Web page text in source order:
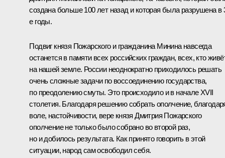
создана больше 100 лет назад и которая была разрушена в
е годы.
Подвиг князя Пожарского и гражданина Минина навсегда
останется в памяти всех российских граждан, всех, кто
на нашей земле. России неоднократно приходилось решать
очень сложные задачи по воссоединению государства,
по преодолению смуты. Это происходило и в начале XVII
столетия. Благодаря решению собрать ополчение,
воле, настойчивости, вере князя Дмитрия Пожарского
ополчение не только было собрано во второй раз,
но и добилось результата. Как принято говорить в этой
ситуации, народ сам освободил себя.